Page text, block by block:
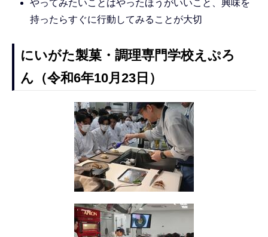
やってみたいことはやったほうがいいこと、興味を
持ったらすぐに行動してみることが大切
にいがた製菓・調理専門学校えぷろ
ん（令和6年10月23日）